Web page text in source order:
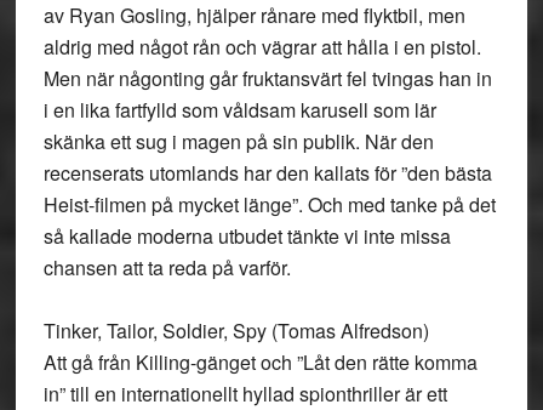
av Ryan Gosling, hjälper rånare med flyktbil, men
aldrig med något rån och vägrar att hålla i en pistol.
Men när någonting går fruktansvärt fel tvingas han in
i en lika fartfylld som våldsam karusell som lär
skänka ett sug i magen på sin publik. När den
recenserats utomlands har den kallats för ”den bästa
Heist-filmen på mycket länge”. Och med tanke på det
så kallade moderna utbudet tänkte vi inte missa
chansen att ta reda på varför.
Tinker, Tailor, Soldier, Spy (Tomas Alfredson)
Att gå från Killing-gänget och ”Låt den rätte komma
in” till en internationellt hyllad spionthriller är ett